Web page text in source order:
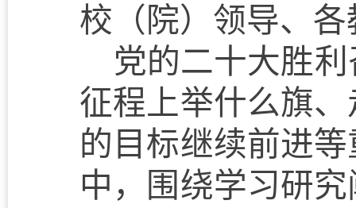
校（院）领导、
党的二十大胜
征程上举什么旗
的目标继续前进
中，围绕学习研